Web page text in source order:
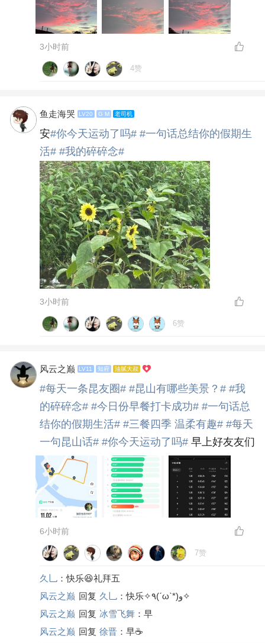
3小时前
4赞
鱼走海哭 LV20 G M 老司机
安#你今天运动了吗# #一句话总结你的假期生
活# #我的碎碎念#
3小时前
6赞
风云之巅 LV11 知府 油腻大叔
#每天一条昆友圈# #昆山有哪些美景？# #我
的碎碎念# #今日份早餐打卡成功# #一句话总
结你的假期生活# #三餐四季 温柔有趣# #每天
一句昆山话# #你今天运动了吗# 早上好友友们
6小时前
7赞
久乚 ：快乐😆礼拜五
风云之巅 回复 久乚
：快乐✧٩(ˊωˋ*)و✧
风云之巅 回复 冰雪飞舞 ：早
风云之巅 回复 徐晋 ：早☕️